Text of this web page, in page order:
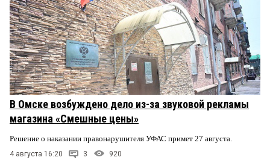
В Омске возбуждено дело из-за звуковой рекламы
магазина «Смешные цены»
Решение о наказании правонарушителя УФАС примет 27 августа.
4 августа 16:20 3 920